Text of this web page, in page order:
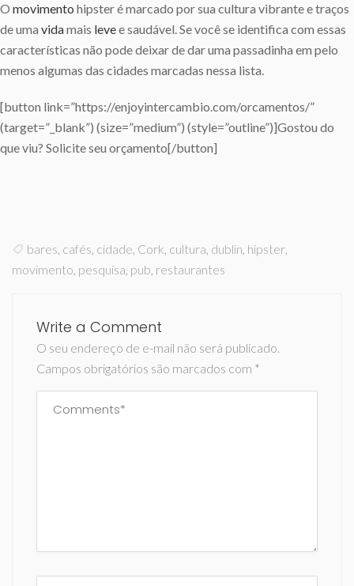
O movimento hipster é marcado por sua cultura vibrante e traços
de uma vidamais levee saudável. Se você se identifica com essas
características não pode deixar de dar uma passadinha em pelo
menos algumas das cidades marcadas nessa lista.
[button link=”https://enjoyintercambio.com/orcamentos/”
(target=”_blank”) (size=”medium”) (style=”outline”)]Gostou do
que viu? Solicite seu orçamento[/button]
bares, cafés, cidade, Cork, cultura, dublin, hipster,
movimento, pesquisa, pub, restaurantes
Write a Comment
O seu endereço de e-mail não será publicado.
Campos obrigatórios são marcados com *